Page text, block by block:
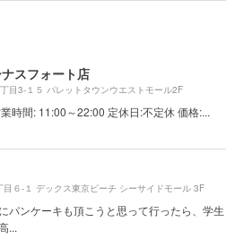
スフォート店
目3-１５ パレットタウンウエストモール2F
業時間: 11:00～22:00 定休日:不定休 価格:...
目６-１ デックス東京ビーチ シーサイドモール 3F
パンケーキも頂こうと思って行ったら、学生
...